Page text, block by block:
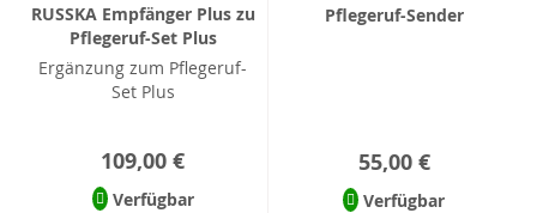
RUSSKA Empfänger Plus zu
Pflegeruf-Set Plus
Ergänzung zum Pflegeruf-
Set Plus
109,00 €
Verfügbar
Pflegeruf-Sender
55,00 €
Verfügbar